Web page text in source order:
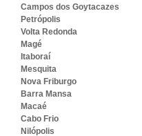
Campos dos Goytacazes
Petrópolis
Volta Redonda
Magé
Itaboraí
Mesquita
Nova Friburgo
Barra Mansa
Macaé
Cabo Frio
Nilópolis